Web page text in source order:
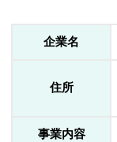
企業名
住所
事業内容